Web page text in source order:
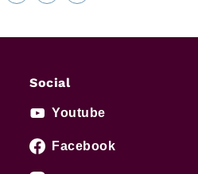
Social
Youtube
Facebook